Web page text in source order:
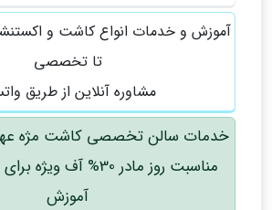
آموزش و خدمات انواع کاشت و
تا تخصصی
مشاوره آنلاین از طریق
خدمات سالن تخصصی کاشت مژه
مناسبت روز مادر 30% آف
آموزش